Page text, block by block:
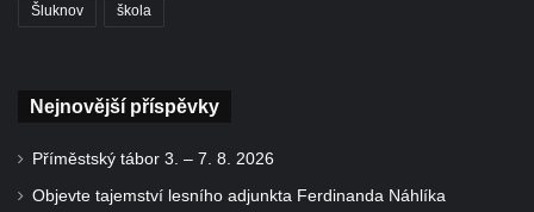
Šluknov škola
Nejnovější příspěvky
Příměstský tábor 3. – 7. 8. 2026
Objevte tajemství lesního adjunkta Ferdinanda Náhlíka